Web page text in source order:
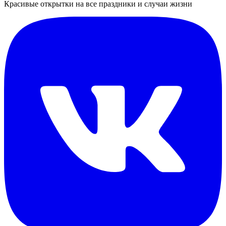
Красивые открытки на все праздники и случаи жизни